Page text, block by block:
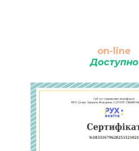
on-line
Доступно